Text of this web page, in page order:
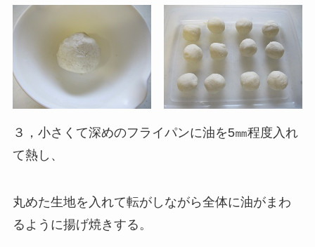
３，小さくて深めのフライパンに油を5㎜程度入れ
て熱し、
丸めた生地を入れて転がしながら全体に油がまわ
るように揚げ焼きする。